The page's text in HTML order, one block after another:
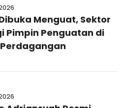
Dibuka Menguat, Sektor
Pimpin Penguatan di